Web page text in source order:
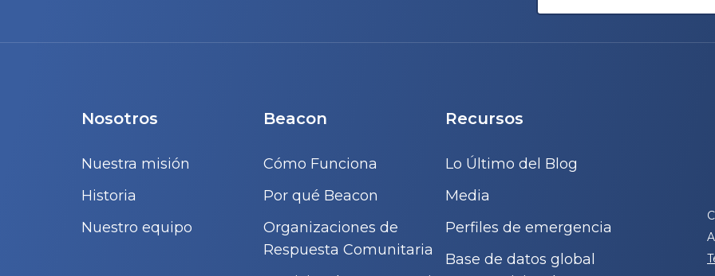
Nosotros
Nuestra misión
Historia
Nuestro equipo
Beacon
Cómo Funciona
Por qué Beacon
Organizaciones de
Respuesta Comunitaria
Recursos
Lo Último del Blog
Media
Perfiles de emergencia
Base de datos global